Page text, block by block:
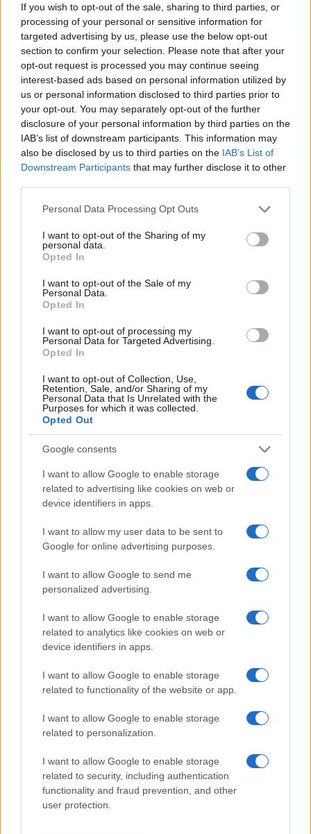
If you wish to opt-out of the sale, sharing to third parties, or
processing of your personal or sensitive information for
targeted advertising by us, please use the below opt-out
section to confirm your selection. Please note that after your
opt-out request is processed you may continue seeing
interest-based ads based on personal information utilized by
us or personal information disclosed to third parties prior to
your opt-out. You may separately opt-out of the further
disclosure of your personal information by third parties on the
IAB’s list of downstream participants. This information may
also be disclosed by us to third parties on the IAB’s List of
Downstream Participants that may further disclose it to other
Please note that this website/app uses one or more Google
not limited to your visit or usage behaviour. You may click to
grant or deny consent to Google and its third-party tags to
use your data for below specified purposes in below Google
consent section.
Personal Data Processing Opt Outs
I want to opt-out of the Sharing of my
personal data.
Opted In
I want to opt-out of the Sale of my
Personal Data.
Opted In
I want to opt-out of processing my
Personal Data for Targeted Advertising.
Opted In
I want to opt-out of Collection, Use,
Retention, Sale, and/or Sharing of my
Personal Data that Is Unrelated with the
Purposes for which it was collected.
Opted Out
Google consents
I want to allow Google to enable storage
related to advertising like cookies on web or
device identifiers in apps.
I want to allow my user data to be sent to
Google for online advertising purposes.
I want to allow Google to send me
personalized advertising.
I want to allow Google to enable storage
related to analytics like cookies on web or
device identifiers in apps.
I want to allow Google to enable storage
related to functionality of the website or app.
I want to allow Google to enable storage
related to personalization.
I want to allow Google to enable storage
related to security, including authentication
functionality and fraud prevention, and other
user protection.
ΟΣΑ ΧΡΕΙΑΖΕΣΑΙ
ΓΙΑ ΤΟ ΚΑΛΟΚΑΙΡΙ ΣΟΥ →
ΤΟ ΠΑΡΟΝ ΤΗΣ ΚΥΡΙΑΚΗΣ
ΔΗΜΟΦΙΛΗ
Συζητήσεις για τη λήξη της συνεργασίας